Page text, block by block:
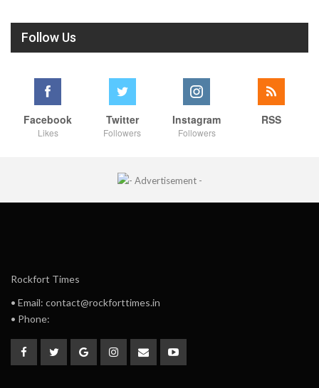
Follow Us
Facebook
Likes
Twitter
Followers
Instagram
Followers
RSS
Rockfort Times
• Email: contact@rockforttimes.in
• Phone: